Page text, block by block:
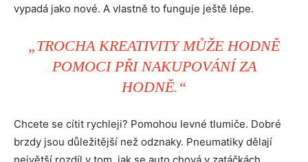
vypadá jako nové. A vlastně to funguje ještě lépe.
„TROCHA KREATIVITY MŮŽE HODNĚ
POMOCI PŘI NAKUPOVÁNÍ ZA
HODNĚ.“
Chcete se cítit rychleji? Pomohou levné tlumiče. Dobré
brzdy jsou důležitější než odznaky. Pneumatiky dělají